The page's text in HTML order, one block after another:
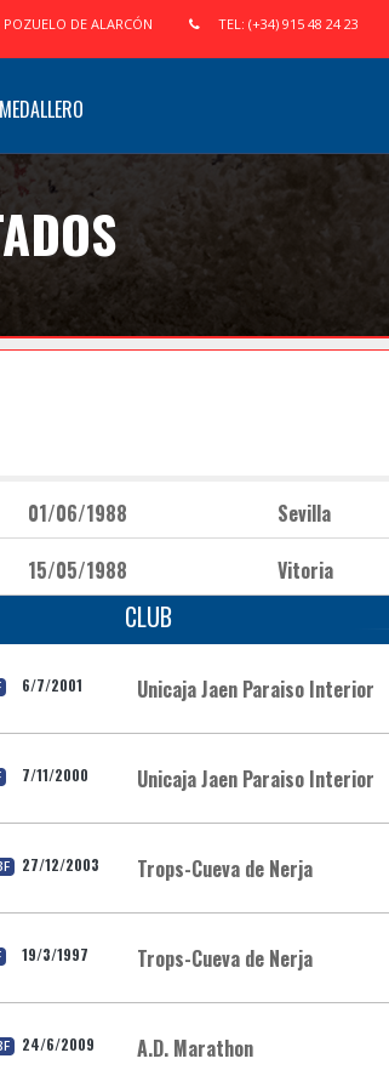
DE ALARCÓN TEL: (+34) 915 48 24 23
MEDALLERO
01/06/1988 Sevilla
15/05/1988 Vitoria
CLUB
6/7/2001 Unicaja Jaen Paraiso Interior
7/11/2000 Unicaja Jaen Paraiso Interior
27/12/2003 Trops-Cueva de Nerja
19/3/1997 Trops-Cueva de Nerja
24/6/2009 A.D. Marathon